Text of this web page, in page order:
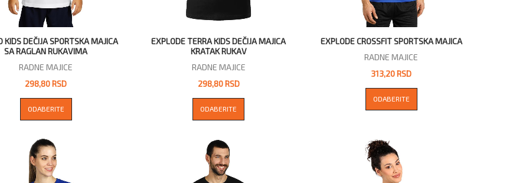
KIDS DEČIJA SPORTSKA MAJICA
SA RAGLAN RUKAVIMA
RADNE MAJICE
298,80 RSD
ODABERITE
EXPLODE TERRA KIDS DEČIJA MAJICA
KRATAK RUKAV
RADNE MAJICE
298,80 RSD
ODABERITE
EXPLODE CROSSFIT SPORTSKA MAJICA
RADNE MAJICE
313,20 RSD
ODABERITE